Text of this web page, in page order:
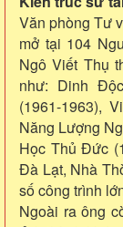
Văn phòng Tư
mở tại 104
Ngô Viết Thụ
như: Dinh
(1961-1963),
Năng Lượng
Học Thủ Đức
Đà Lạt, Nhà
số công trình
Ngoài ra ông